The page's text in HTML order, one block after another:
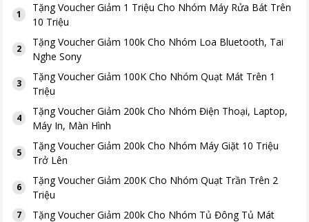
1
TặngVoucher Giảm 1 Triệu Cho Nhóm Máy Rửa Bát Trên
10 Triệu
2
TặngVoucher Giảm 100k Cho Nhóm Loa Bluetooth, Tai
Nghe Sony
3
TặngVoucher Giảm 100K Cho Nhóm Quạt Mát Trên 1
Triệu
4
TặngVoucher Giảm 200k Cho Nhóm Điện Thoại, Laptop,
Máy In, Màn Hình
5
TặngVoucher Giảm 200k Cho Nhóm Máy Giặt 10 Triệu
Trở Lên
6
TặngVoucher Giảm 200K Cho Nhóm Quạt Trần Trên 2
Triệu
7 TặngVoucher Giảm 200k Cho Nhóm Tủ Đông Tủ Mát